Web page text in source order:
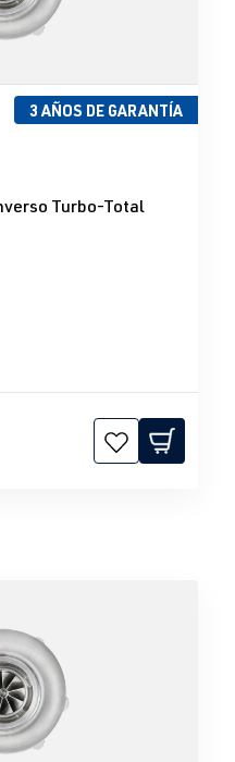
3 AÑOS DE GARANTÍA
5 estrellas
Turbo-Total